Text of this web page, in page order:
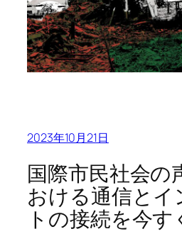
2023年10月21日
国際市民社会の
おける通信とイ
トの接続を今す